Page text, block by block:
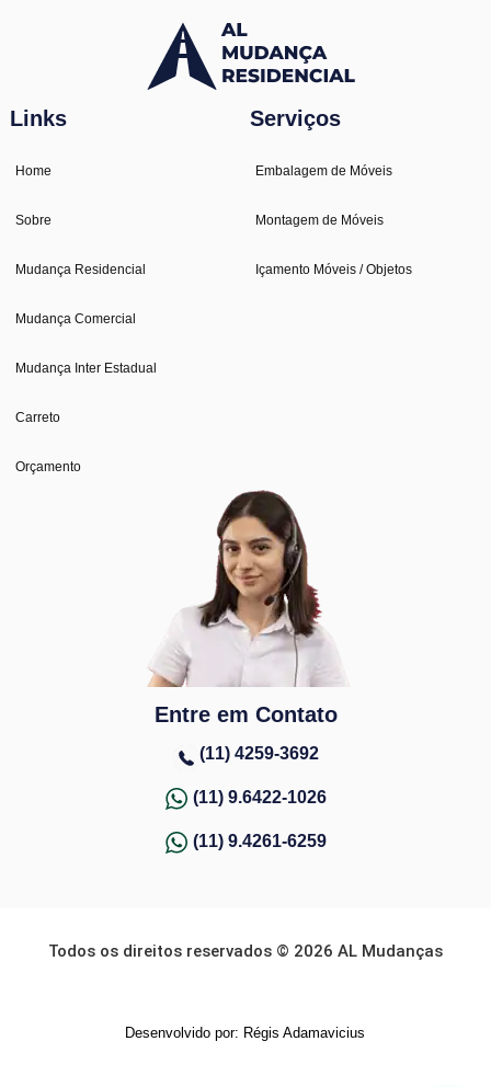
Links
Home
Sobre
Mudança Residencial
Mudança Comercial
Mudança Inter Estadual
Carreto
Orçamento
Serviços
Embalagem de Móveis
Montagem de Móveis
Içamento Móveis / Objetos
Entre em Contato
(11) 4259-3692
(11) 9.6422-1026
(11) 9.4261-6259
Todos os direitos reservados © 2026 AL Mudanças
Desenvolvido por: Régis Adamavicius